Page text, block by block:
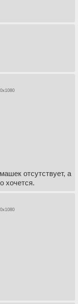
отсутствует, а
хочется.